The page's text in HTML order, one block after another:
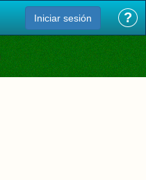
Iniciar sesión ?